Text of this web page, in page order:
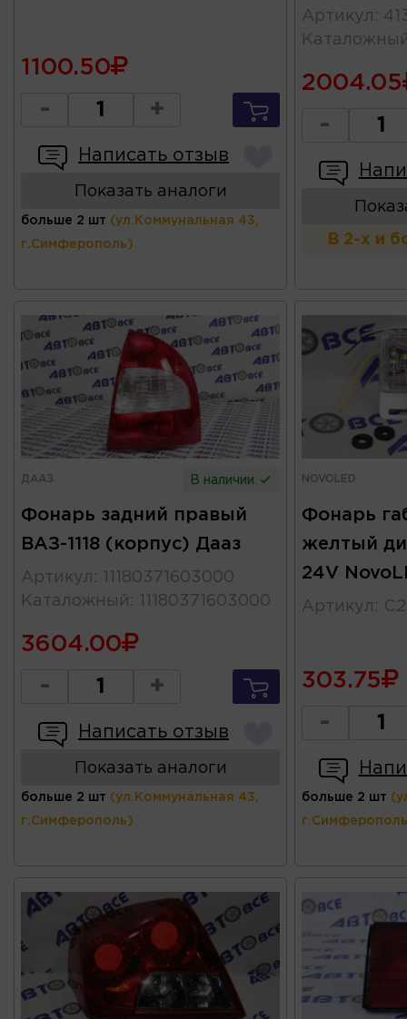
1100.50
- +
Написать отзыв
Показать аналоги
больше 2 шт (ул.Коммунальная 43,
г.Симферополь)
Артикул :
2004.05
-
В 2-х и
ДААЗ В наличии
Фонарь задний правый
ВАЗ-1118 (корпус) Дааз
Артикул :
11180371603000
Каталожный : 11180371603000
3604.00
- +
Написать отзыв
Показать аналоги
больше 2 шт (ул.Коммунальная 43,
г.Симферополь)
NOVOLED
Фонарь
желтый
24V
Артикул :
303.75
-
больше 2 шт